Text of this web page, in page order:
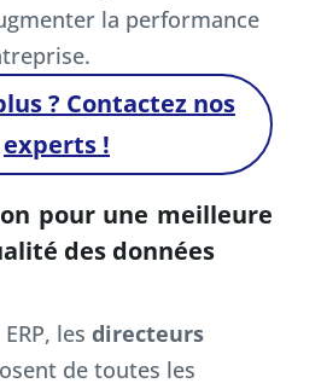
la performance
? Contactez nos
experts !
pour une meilleure
des données
les directeurs
de toutes les